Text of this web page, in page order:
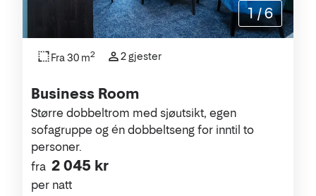
Business Room
fra 2 045 kr
per natt
Større dobbeltrom med sjøutsikt, egen
sofagruppe og én dobbeltseng for inntil to
personer.
Fra 30 m2 2 gjester
1 /6